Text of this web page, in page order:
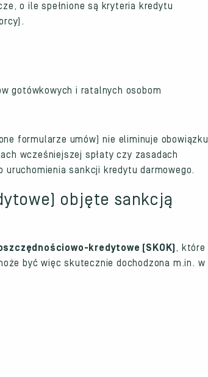
o ile spełnione są kryteria kredytu
gotówkowych i ratalnych osobom
formularze umów) nie eliminuje obowiązku
wcześniejszej spłaty czy zasadach
sankcji kredytu darmowego.
objęte sankcją
kredytowe (SKOK), które
być więc skutecznie dochodzona m.in. w